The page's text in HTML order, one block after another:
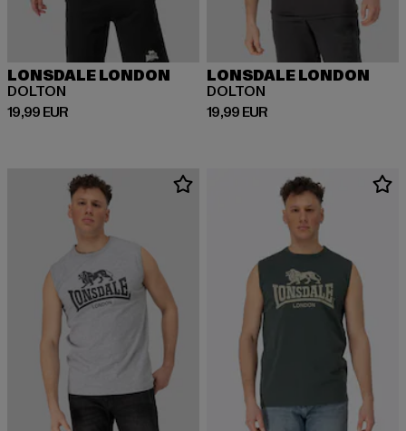
LONSDALE LONDON
DOLTON
19,99 EUR
Prix courant: 19,99 EUR
LONSDALE LONDON
DOLTON
19,99 EUR
Prix courant: 19,99 EUR